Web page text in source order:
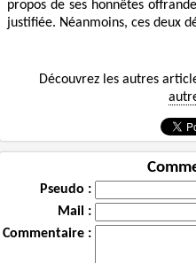
propos de ses honnêtes
justifiée. Néanmoins, ces deux
Découvrez les autres
Pseudo :
Mail :
Commentaire :